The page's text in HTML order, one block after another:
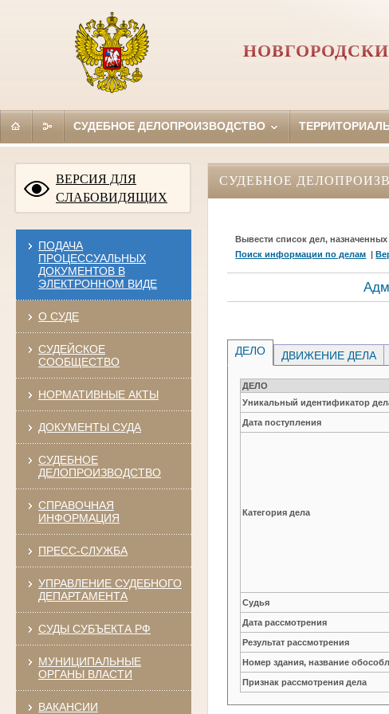
СУДЕБНОЕ ДЕЛОПРОИЗВОДСТВО
ВЕРСИЯ ДЛЯ
СЛАБОВИДЯЩИХ
ПОДАЧА
ПРОЦЕССУАЛЬНЫХ
ДОКУМЕНТОВ В
ЭЛЕКТРОННОМ ВИДЕ
О СУДЕ
СУДЕЙСКОЕ
СООБЩЕСТВО
НОРМАТИВНЫЕ АКТЫ
ДОКУМЕНТЫ СУДА
СУДЕБНОЕ
ДЕЛОПРОИЗВОДСТВО
СПРАВОЧНАЯ
ИНФОРМАЦИЯ
ПРЕСС-СЛУЖБА
УПРАВЛЕНИЕ СУДЕБНОГО
ДЕПАРТАМЕНТА
СУДЫ СУБЪЕКТА РФ
МУНИЦИПАЛЬНЫЕ
ОРГАНЫ ВЛАСТИ
ВАКАНСИИ
СУДЕБНОЕ
Вывести список дел, назначенных
Поиск информации по делам |
ДЕЛО ДВИЖЕНИЕ ДЕЛА
ДЕЛО
Уникальный идентификатор
Дата поступления
Категория дела
Судья
Дата рассмотрения
Результат рассмотрения
Номер здания, название
Признак рассмотрения дела